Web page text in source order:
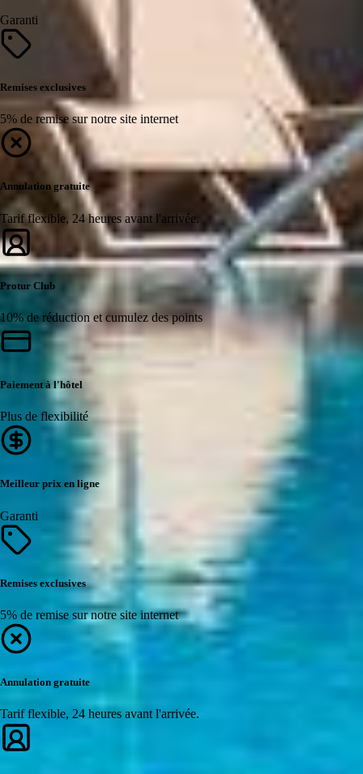
Garanti
Remises exclusives
5% de remise sur notre site internet
Annulation gratuite
Tarif flexible, 24 heures avant l'arrivée.
Protur Club
10% de réduction et cumulez des points
Paiement à l'hôtel
Plus de flexibilité
Meilleur prix en ligne
Garanti
Remises exclusives
5% de remise sur notre site internet
Annulation gratuite
Tarif flexible, 24 heures avant l'arrivée.